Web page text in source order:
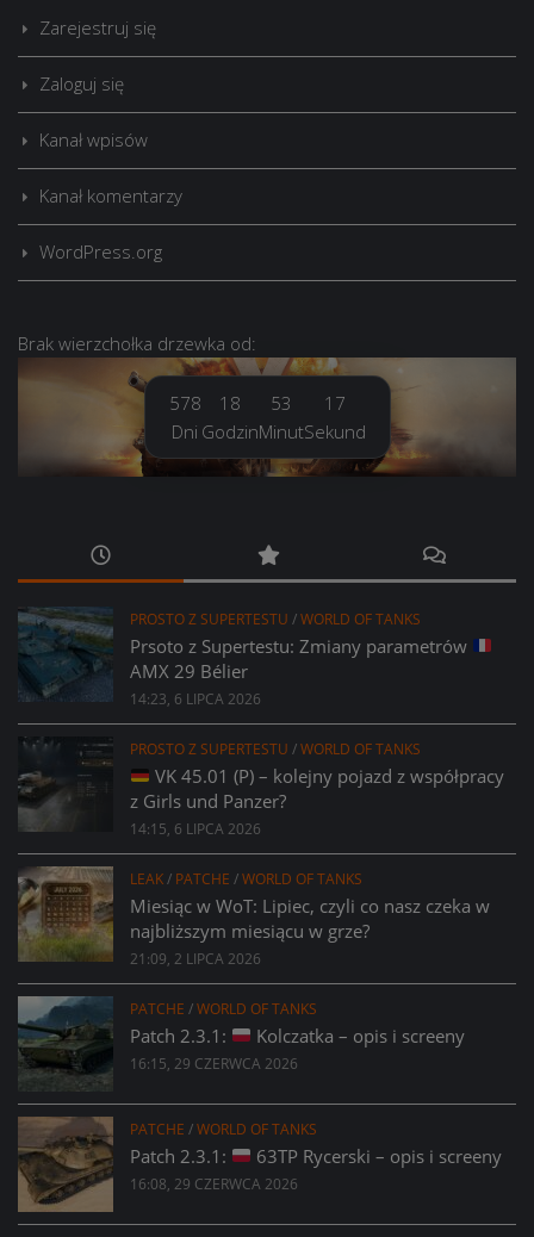
Zarejestruj się
Zaloguj się
Kanał wpisów
Kanał komentarzy
WordPress.org
Brak wierzchołka drzewka od:
578
Dni
18
Godzin
53
Minut
18
Sekund
PROSTO Z SUPERTESTU /WORLD OF TANKS
Prsoto z Supertestu: Zmiany parametrów
AMX 29 Bélier
14:23, 6 LIPCA 2026
PROSTO Z SUPERTESTU /WORLD OF TANKS
VK 45.01 (P) – kolejny pojazd z współpracy
z Girls und Panzer?
14:15, 6 LIPCA 2026
LEAK/ PATCHE /WORLD OF TANKS
Miesiąc w WoT: Lipiec, czyli co nasz czeka w
najbliższym miesiącu w grze?
21:09, 2 LIPCA 2026
PATCHE /WORLD OF TANKS
Patch 2.3.1: Kolczatka – opis i screeny
16:15, 29 CZERWCA 2026
PATCHE /WORLD OF TANKS
Patch 2.3.1: 63TP Rycerski – opis i screeny
16:08, 29 CZERWCA 2026